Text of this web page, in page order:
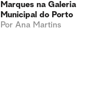
Marques na Galeria
Municipal do Porto
Por Ana Martins